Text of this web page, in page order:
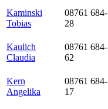
Kaminski
Tobias
08761 684-
28
Kaulich
Claudia
08761 684-
62
Kern
Angelika
08761 684-
17